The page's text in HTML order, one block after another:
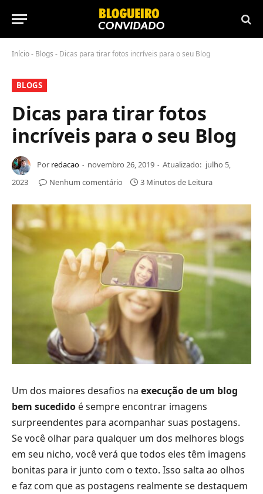
Início- Blogs - Dicas para tirar fotos incríveis para o seu Blog
BLOGS
Dicas para tirar fotos
incríveis para o seu Blog
Por redacao novembro 26, 2019 Atualizado: julho 5,
2023
Nenhum comentário 3 Minutos de Leitura
Um dos maiores desafios na execução de um blog
bem sucedido é sempre encontrar imagens
surpreendentes para acompanhar suas postagens.
Se você olhar para qualquer um dos melhores blogs
em seu nicho, você verá que todos eles têm imagens
bonitas para ir junto com o texto. Isso salta ao olhos
e faz com que as postagens realmente se destaquem